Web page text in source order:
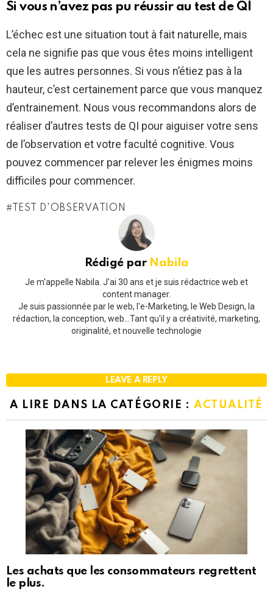
Si vous n’avez pas pu réussir au test de QI
L’échec est une situation tout à fait naturelle, mais
cela ne signifie pas que vous êtes moins intelligent
que les autres personnes. Si vous n’étiez pas à la
hauteur, c’est certainement parce que vous manquez
d’entrainement. Nous vous recommandons alors de
réaliser d’autres tests de QI pour aiguiser votre sens
de l’observation et votre faculté cognitive. Vous
pouvez commencer par relever les énigmes moins
difficiles pour commencer.
TEST D'OBSERVATION
Rédigé par Nabila
Je m'appelle Nabila. J'ai 30 ans et je suis rédactrice web et
content manager.
Je suis passionnée par le web, l'e-Marketing, le Web Design, la
rédaction, la conception, web...Tant qu'il y a créativité, marketing,
originalité, et nouvelle technologie
LEAVE A REPLY
A LIRE DANS LA CATÉGORIE : ACTUALITÉ
Les achats que les consommateurs regrettent
le plus.